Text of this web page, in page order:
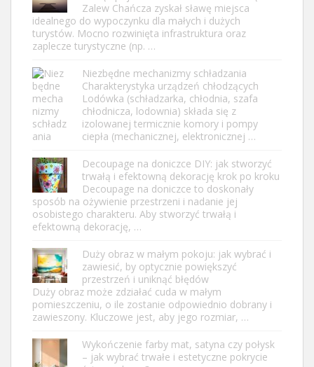
Zalew Chańcza zyskał sławę miejsca
idealnego do wypoczynku dla małych i dużych
turystów. Mocno rozwinięta infrastruktura oraz
zaplecze turystyczne (np. …
Niezbędne mechanizmy schładzania
Charakterystyka urządzeń chłodzących
Lodówka (schładzarka, chłodnia, szafa
chłodnicza, lodownia) składa się z
izolowanej termicznie komory i pompy
ciepła (mechanicznej, elektronicznej …
Decoupage na doniczce DIY: jak stworzyć
trwałą i efektowną dekorację krok po kroku
Decoupage na doniczce to doskonały
sposób na ożywienie przestrzeni i nadanie jej
osobistego charakteru. Aby stworzyć trwałą i
efektowną dekorację, …
Duży obraz w małym pokoju: jak wybrać i
zawiesić, by optycznie powiększyć
przestrzeń i uniknąć błędów
Duży obraz może zdziałać cuda w małym
pomieszczeniu, o ile zostanie odpowiednio dobrany i
zawieszony. Kluczowe jest, aby jego rozmiar, …
Wykończenie farby mat, satyna czy połysk
– jak wybrać trwałe i estetyczne pokrycie